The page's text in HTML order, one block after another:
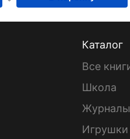
Каталог
Все
Школа
Журналы
Игрушки